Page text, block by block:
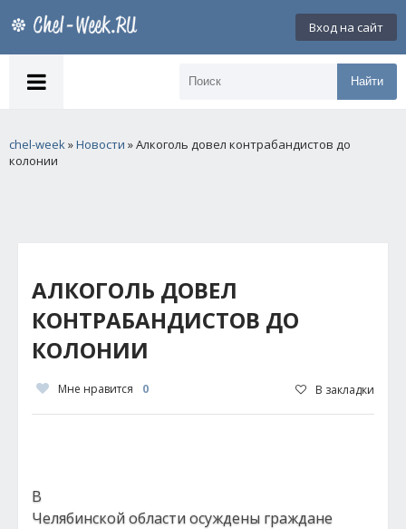
Вход на сайт
Найти
chel-week»Новости » Алкоголь довел контрабандистов до
колонии
АЛКОГОЛЬ ДОВЕЛ
КОНТРАБАНДИСТОВ ДО
КОЛОНИИ
Мне нравится 0 В закладки
В
Челябинской области осуждены граждане